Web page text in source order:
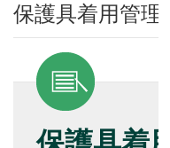
保護具着用管